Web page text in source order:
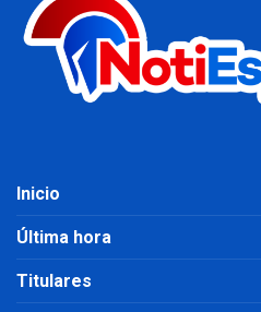
Inicio
Última hora
Titulares